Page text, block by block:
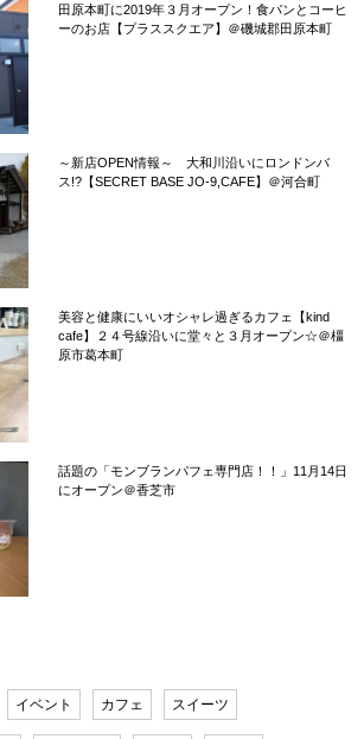
田原本町に2019年３月オープン！食パンとコーヒ
ーのお店【プラススクエア】＠磯城郡田原本町
～新店OPEN情報～ 大和川沿いにロンドンバ
ス!?【SECRET BASE JO-9,CAFE】＠河合町
美容と健康にいいオシャレ過ぎるカフェ【kind
cafe】２４号線沿いに堂々と３月オープン☆＠橿
原市葛本町
話題の「モンブランパフェ専門店！！」11月14日
にオープン＠香芝市
イベント カフェ スイーツ